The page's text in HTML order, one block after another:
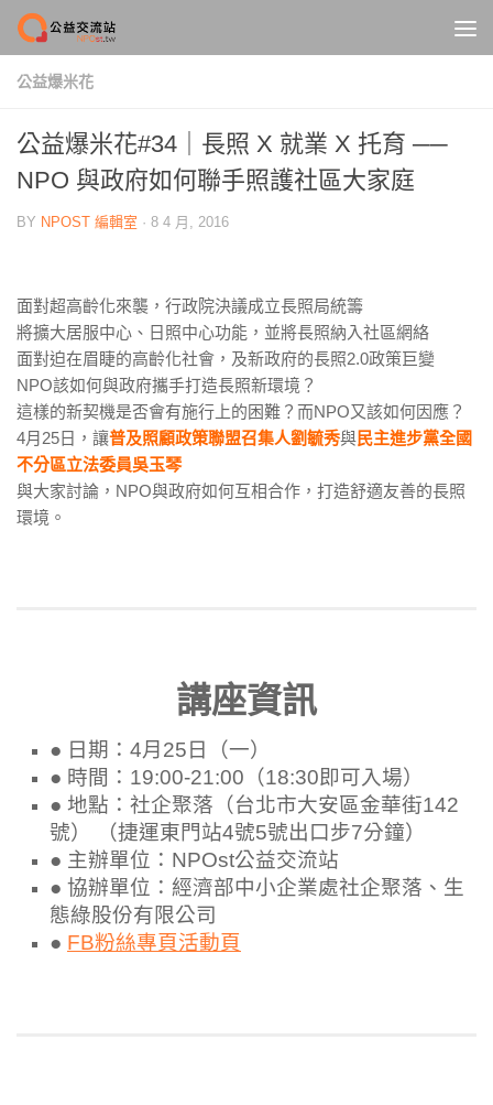
Skip to content
公益爆米花
公益爆米花#34｜長照 X 就業 X 托育 ──
NPO 與政府如何聯手照護社區大家庭
BY NPOST 編輯室 · 8 4 月, 2016
面對超高齡化來襲，行政院決議成立長照局統籌
將擴大居服中心、日照中心功能，並將長照納入社區網絡
面對迫在眉睫的高齡化社會，及新政府的長照2.0政策巨變
NPO該如何與政府攜手打造長照新環境？
這樣的新契機是否會有施行上的困難？而NPO又該如何因應？
4月25日，讓普及照顧政策聯盟召集人劉毓秀與民主進步黨全國
不分區立法委員吳玉琴
與大家討論，NPO與政府如何互相合作，打造舒適友善的長照
環境。
講座資訊
● 日期：4月25日（一）
● 時間：19:00-21:00（18:30即可入場）
● 地點：社企聚落（台北市大安區金華街142
號） （捷運東門站4號5號出口步7分鐘）
● 主辦單位：NPOst公益交流站
● 協辦單位：經濟部中小企業處社企聚落、生
態綠股份有限公司
● FB粉絲專頁活動頁